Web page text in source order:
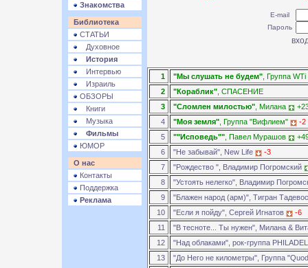
Знакомства
Библиотека
СТАТЬИ
Духовное
История
Интервью
Израиль
ОБЗОРЫ
Книги
Музыка
Фильмы
ЮМОР
О нас
Контакты
Поддержка
Реклама
E-mail
Пароль
1 "Мы слушать не будем", Группа WTi
2
"Кораблик", СПАСЕНИЕ
3
"Сломлен милостью", Милана
4
"Моя земля", Группа "Вифлием"
-2
5
""Исповедь"", Павел Мурашов
6
"Не забывай", New Life
-3
7
"Рождество ", Владимир Погромский
8
"Устоять нелегко", Владимир
9
"Блажен народ (арм)", Тигран
10
"Если я пойду", Сергей Игнатов
-6
11
"В тесноте... Ты нужен", Милана &
12
"Над облаками", рок-группа
13
"До Него не километры", Группа